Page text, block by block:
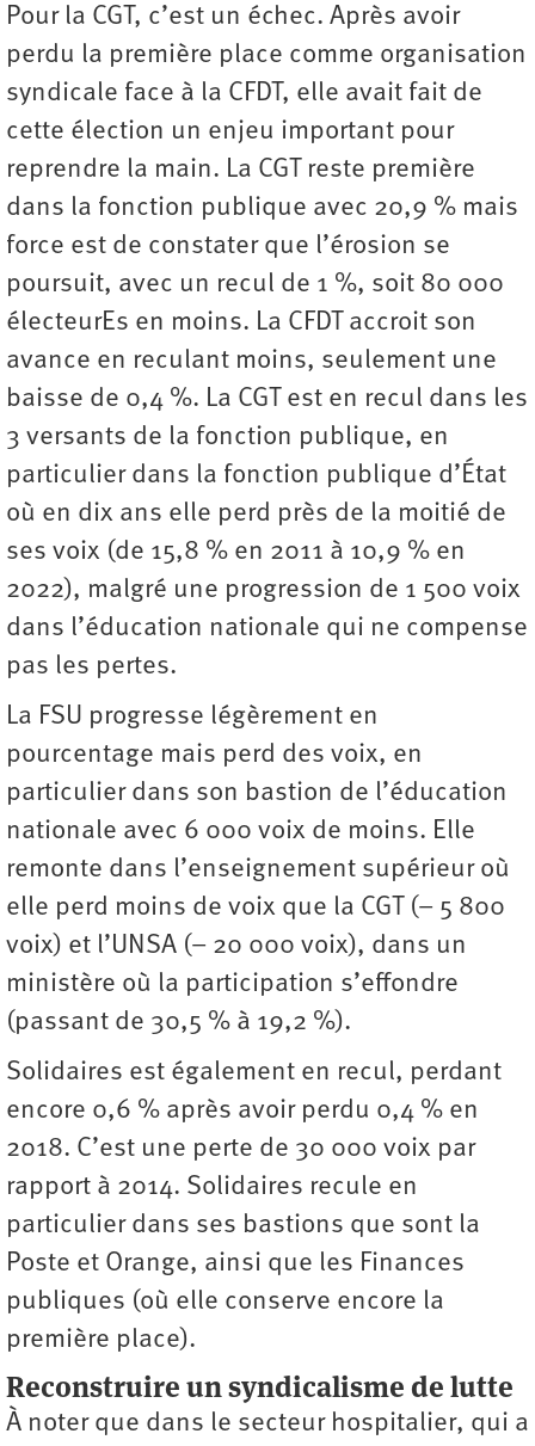
Pour la CGT, c’est un échec. Après avoir
perdu la première place comme organisation
syndicale face à la CFDT, elle avait fait de
cette élection un enjeu important pour
reprendre la main. La CGT reste première
dans la fonction publique avec 20,9 % mais
force est de constater que l’érosion se
poursuit, avec un recul de 1 %, soit 80 000
électeurEs en moins. La CFDT accroit son
avance en reculant moins, seulement une
baisse de 0,4 %. La CGT est en recul dans les
3 versants de la fonction publique, en
particulier dans la fonction publique d’État
où en dix ans elle perd près de la moitié de
ses voix (de 15,8 % en 2011 à 10,9 % en
2022), malgré une progression de 1 500 voix
dans l’éducation nationale qui ne compense
pas les pertes.
La FSU progresse légèrement en
pourcentage mais perd des voix, en
particulier dans son bastion de l’éducation
nationale avec 6 000 voix de moins. Elle
remonte dans l’enseignement supérieur où
elle perd moins de voix que la CGT (– 5 800
voix) et l’UNSA (– 20 000 voix), dans un
ministère où la participation s’effondre
(passant de 30,5 % à 19,2 %).
Solidaires est également en recul, perdant
encore 0,6 % après avoir perdu 0,4 % en
2018. C’est une perte de 30 000 voix par
rapport à 2014. Solidaires recule en
particulier dans ses bastions que sont la
Poste et Orange, ainsi que les Finances
publiques (où elle conserve encore la
première place).
Reconstruire un syndicalisme de lutte
À noter que dans le secteur hospitalier, qui a